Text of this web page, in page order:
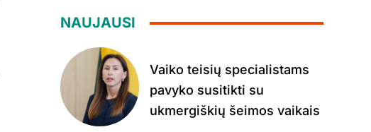
NAUJAUSI
Vaiko teisių specialistams
pavyko susitikti su
ukmergiškių šeimos vaikais